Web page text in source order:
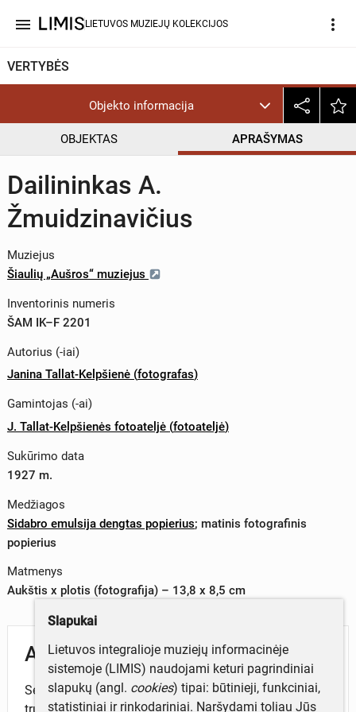
menu LIETUVOS MUZIEJŲ KOLEKCIJOS more_vert
VERTYBĖS
Objekto informacija
OBJEKTAS APRAŠYMAS
Dailininkas A.
Žmuidzinavičius
Muziejus
Šiaulių „Aušros“ muziejus
Inventorinis numeris
ŠAM IK–F 2201
Autorius (-iai)
Janina Tallat-Kelpšienė (fotografas)
Gamintojas (-ai)
J. Tallat-Kelpšienės fotoateljė (fotoateljė)
Sukūrimo data
1927 m.
Medžiagos
Sidabro emulsija dengtas popierius; matinis fotografinis
popierius
Matmenys
Aukštis x plotis (fotografija) – 13,8 x 8,5 cm
Aprašymas
Sėdinčio Antano Žmuidzinavičiaus (1876–1966), su
Slapukai
Lietuvos integralioje muziejų informacinėje
sistemoje (LIMIS) naudojami keturi pagrindiniai
slapukų (angl. cookies) tipai: būtinieji, funkciniai,
statistiniai ir rinkodariniai. Naršydami toliau Jūs